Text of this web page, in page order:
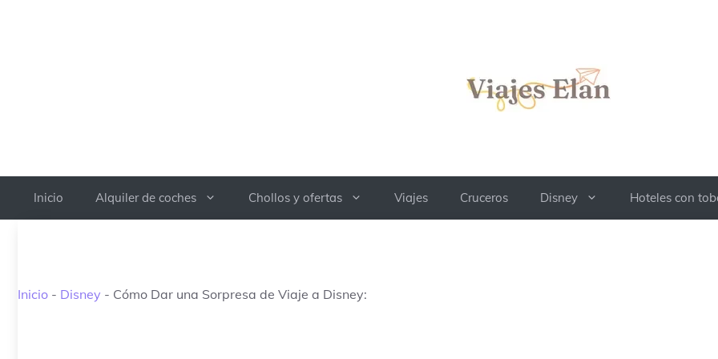
Inicio Alquiler de coches Chollos y ofertas Viajes Cruceros Disney Hoteles con
Inicio - Disney - Cómo Dar una Sorpresa de Viaje a Disney: